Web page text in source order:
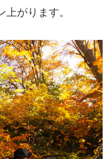
がります。